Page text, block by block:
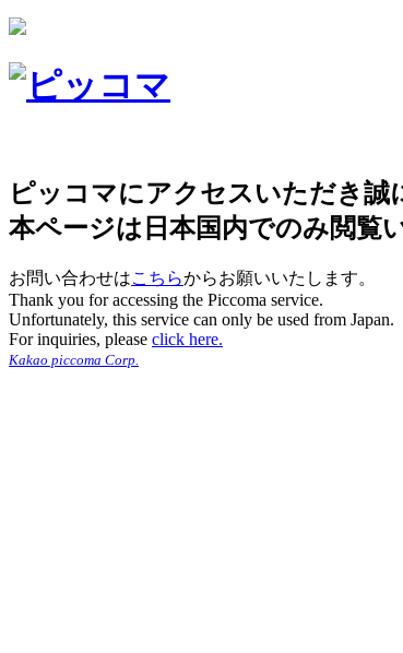
ピッコマにアクセスいただき誠
本ページは日本国内でのみ閲覧
お問い合わせはこちらからお願いいたします。
Thank you for accessing the Piccoma service.
Unfortunately, this service can only be used from Japan.
For inquiries, please click here.
Kakao piccoma Corp.